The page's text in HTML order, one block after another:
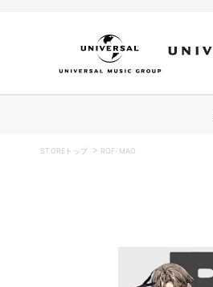
STOREトップ ROF-MAO